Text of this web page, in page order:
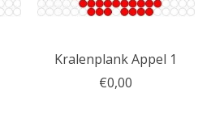
Kralenplank Appel 1
€0,00